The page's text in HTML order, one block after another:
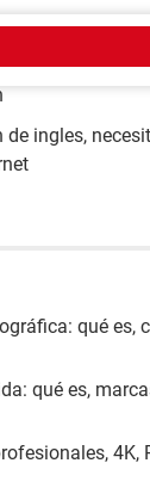
TEMA
ingles,
qué es,
qué es,
4K,